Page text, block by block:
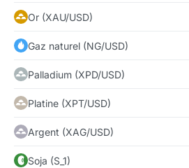
Or (XAU/USD)
Gaz naturel (NG/USD)
Palladium (XPD/USD)
Platine (XPT/USD)
Argent (XAG/USD)
Soja (S_1)